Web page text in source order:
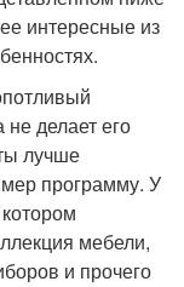
интересные из
делает его
лучше
программу. У
мебели,
и прочего